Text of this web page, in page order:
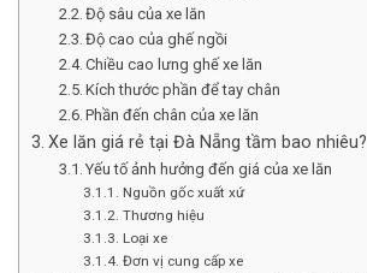
Độ sâu của xe lăn
Độ cao của ghế ngồi
Chiều cao lưng ghế xe lăn
Kích thước phần để tay chân
Phần đến chân của xe lăn
Xe lăn giá rẻ tại Đà Nẵng tầm bao nhiêu?
Yếu tố ảnh hưởng đến giá của xe lăn
Nguồn gốc xuất xứ
Thương hiệu
Loại xe
Đơn vị cung cấp xe